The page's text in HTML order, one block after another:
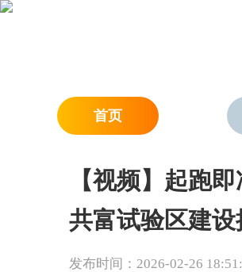
首页
【视频】起跑
共富试验区建
发布时间：2026-02-26